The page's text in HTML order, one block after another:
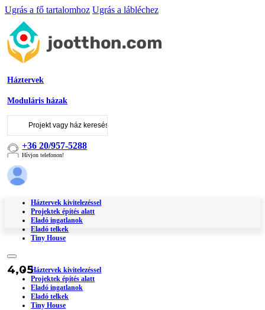
Ugrás a fő tartalomhoz Ugrás a lábléchez
Háztervek
Moduláris házak
+36 20/957-5288
Hívjon telefonon!
Háztervek kivitelezéssel
Projektek építés alatt
Eladó ingatlanok
Eladó telkek
Tiny House
Háztervek kivitelezéssel
Projektek építés alatt
Eladó ingatlanok
Eladó telkek
Tiny House
4,05